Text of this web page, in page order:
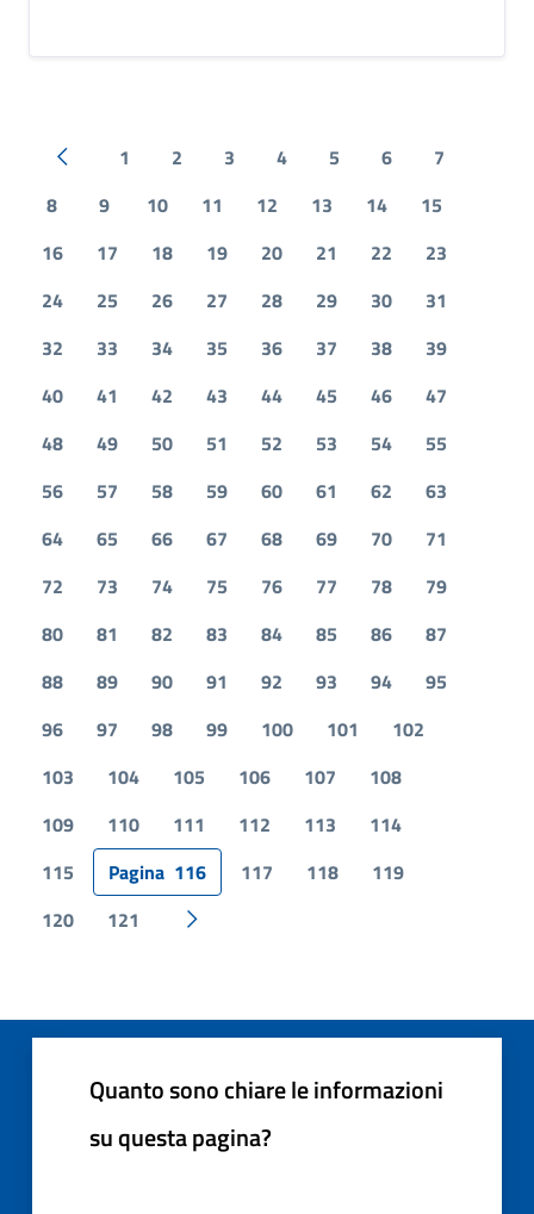
Pagina precedente
1 2 3 4 5 6
7
8
9 10 11 12 13 14
15
16
17 18 19 20 21 22
23
24
25 26 27 28 29 30
31
32
33 34 35 36 37 38
39
40
41 42 43 44 45 46
47
48
49 50 51 52 53 54
55
56
57 58 59 60 61 62
63
64
65 66 67 68 69 70
71
72
73 74 75 76 77 78
79
80
81 82 83 84 85 86
87
88
89 90 91 92 93 94
95
96
97 98 99 100 101
102
103
104 105 106 107
108
109
110 111 112 113
114
115
Pagina 116 117 118
119
120
121 Pagina successiva
Quanto sono chiare le informazioni
su questa pagina?